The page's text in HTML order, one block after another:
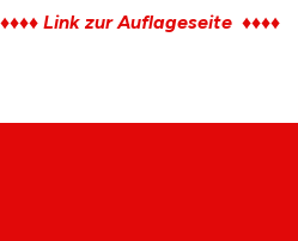
♦♦♦♦ Link zur Auflageseite ♦♦♦♦